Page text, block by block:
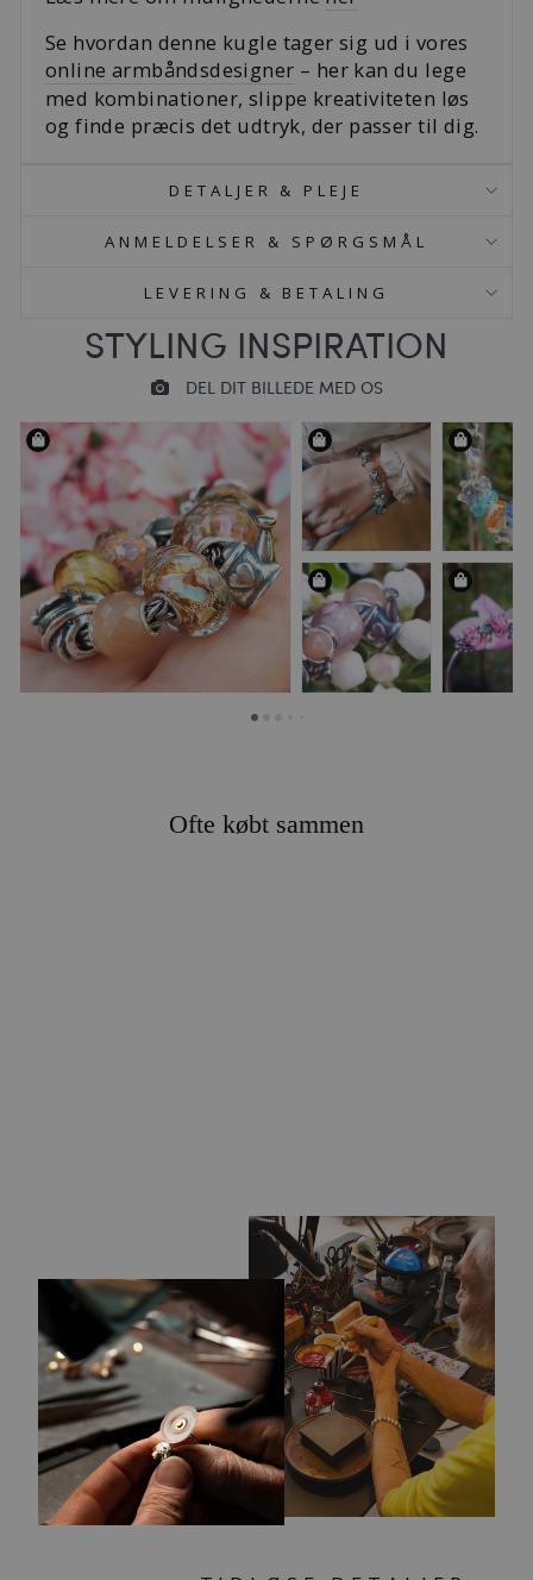
Se hvordan denne kugle tager sig ud i vores
online armbåndsdesigner – her kan du lege
med kombinationer, slippe kreativiteten løs
og finde præcis det udtryk, der passer til dig.
DETALJER & PLEJE
ANMELDELSER & SPØRGSMÅL
LEVERING & BETALING
Ofte købt sammen